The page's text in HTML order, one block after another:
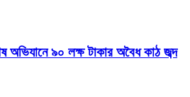
অভিযানে ৯০ লক্ষ টাকার অবৈধ কাঠ জব্দ